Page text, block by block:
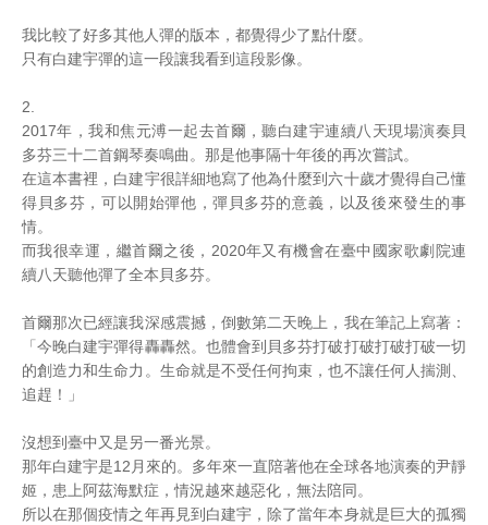
我比較了好多其他人彈的版本，都覺得少了點什麼。
只有白建宇彈的這一段讓我看到這段影像。
2.
2017年，我和焦元溥一起去首爾，聽白建宇連續八天現場演奏貝
多芬三十二首鋼琴奏鳴曲。那是他事隔十年後的再次嘗試。
在這本書裡，白建宇很詳細地寫了他為什麼到六十歲才覺得自己懂
得貝多芬，可以開始彈他，彈貝多芬的意義，以及後來發生的事
情。
而我很幸運，繼首爾之後，2020年又有機會在臺中國家歌劇院連
續八天聽他彈了全本貝多芬。
首爾那次已經讓我深感震撼，倒數第二天晚上，我在筆記上寫著：
「今晚白建宇彈得轟轟然。也體會到貝多芬打破打破打破打破一切
的創造力和生命力。生命就是不受任何拘束，也不讓任何人揣測、
追趕！」
沒想到臺中又是另一番光景。
那年白建宇是12月來的。多年來一直陪著他在全球各地演奏的尹靜
姬，患上阿茲海默症，情況越來越惡化，無法陪同。
所以在那個疫情之年再見到白建宇，除了當年本身就是巨大的孤獨